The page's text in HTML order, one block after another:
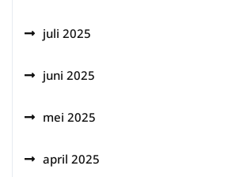
juli 2025
juni 2025
mei 2025
april 2025